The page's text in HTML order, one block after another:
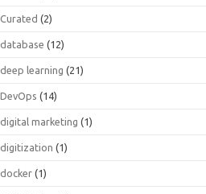
Curated (2)
database (12)
deep learning (21)
DevOps (14)
digital marketing (1)
digitization (1)
docker (1)